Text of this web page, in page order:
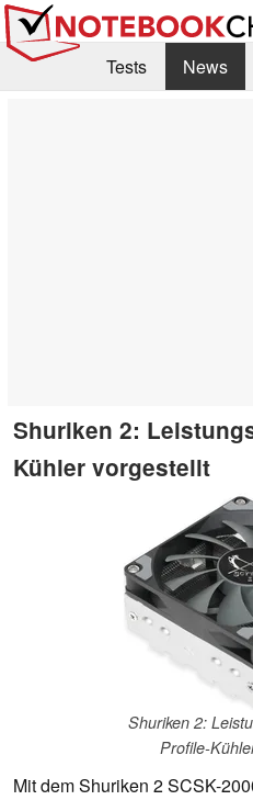
Tests News
Shuriken 2:
Kühler vorgestellt
Shuriken 2:
Profile-
Mit dem Shuriken 2 SCSK-